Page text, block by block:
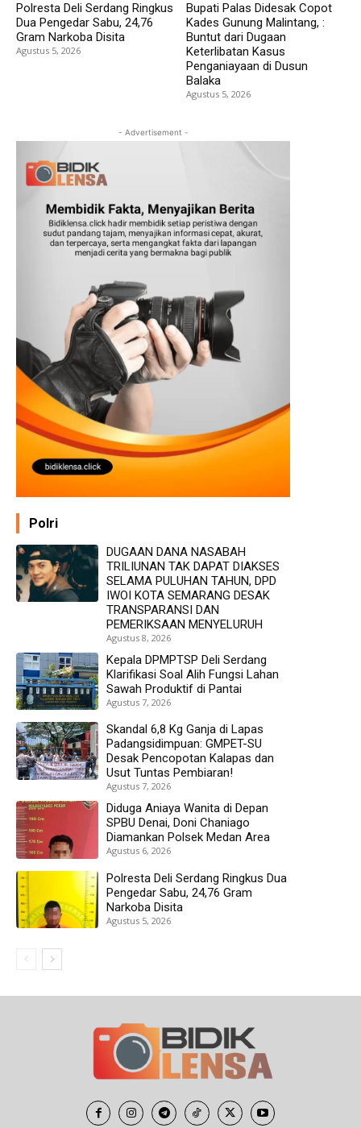
Polresta Deli Serdang Ringkus
Dua Pengedar Sabu, 24,76
Gram Narkoba Disita
Agustus 5, 2026
Bupati Palas Didesak Copot
Kades Gunung Malintang, :
Buntut dari Dugaan
Keterlibatan Kasus
Penganiayaan di Dusun
Balaka
Agustus 5, 2026
- Advertisement -
Polri
DUGAAN DANA NASABAH
TRILIUNAN TAK DAPAT DIAKSES
SELAMA PULUHAN TAHUN, DPD
IWOI KOTA SEMARANG DESAK
TRANSPARANSI DAN
PEMERIKSAAN MENYELURUH
Agustus 8, 2026
Kepala DPMPTSP Deli Serdang
Klarifikasi Soal Alih Fungsi Lahan
Sawah Produktif di Pantai
Agustus 7, 2026
Skandal 6,8 Kg Ganja di Lapas
Padangsidimpuan: GMPET-SU
Desak Pencopotan Kalapas dan
Usut Tuntas Pembiaran!
Agustus 7, 2026
Diduga Aniaya Wanita di Depan
SPBU Denai, Doni Chaniago
Diamankan Polsek Medan Area
Agustus 6, 2026
Polresta Deli Serdang Ringkus Dua
Pengedar Sabu, 24,76 Gram
Narkoba Disita
Agustus 5, 2026